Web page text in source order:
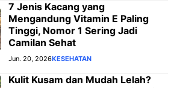
7 Jenis Kacang yang
Mengandung Vitamin E Paling
Tinggi, Nomor 1 Sering Jadi
Camilan Sehat
Jun. 20, 2026KESEHATAN
Kulit Kusam dan Mudah Lelah?